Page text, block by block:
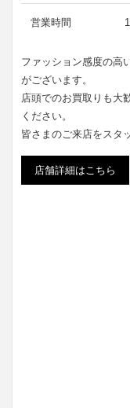
営業時間
ファッション感度の高
がございます。
店頭でのお買取りも大
ください。
皆さまのご来店をスタ
店舗詳細はこちら